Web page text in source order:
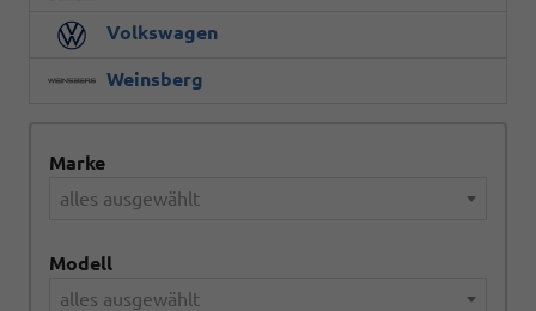
Volkswagen
Weinsberg
Marke
alles ausgewählt
Modell
alles ausgewählt